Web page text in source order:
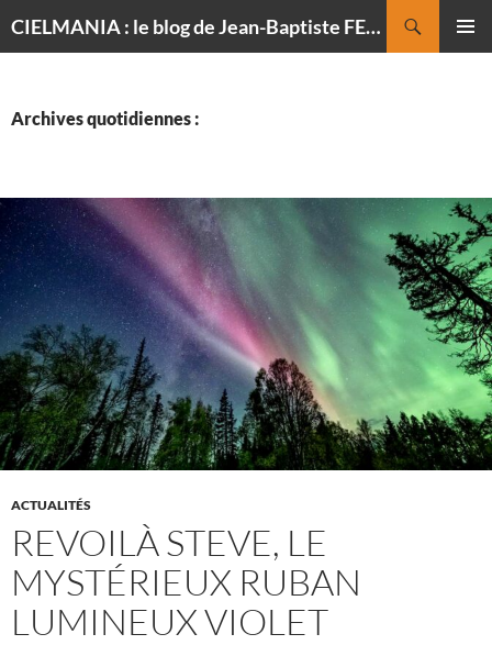
CIELMANIA : le blog de Jean-Baptiste FELDMANN, photographe du ciel
Archives quotidiennes :
ACTUALITÉS
REVOILÀ STEVE, LE
MYSTÉRIEUX RUBAN
LUMINEUX VIOLET